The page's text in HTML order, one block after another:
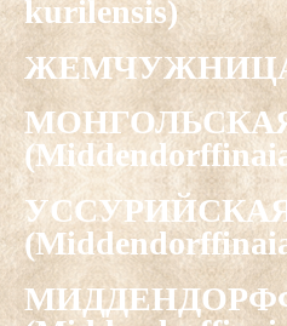
kurilensis)
ЖЕМЧУЖНИЦА